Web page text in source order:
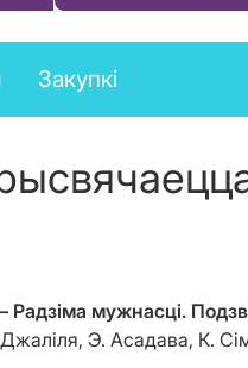
Закупкі
Радзіма мужнасці.
Э. Асадава, К.